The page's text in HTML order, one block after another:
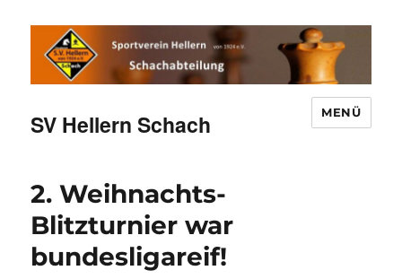
SV Hellern Schach MENÜ
2. Weihnachts-
Blitzturnier war
bundesligareif!